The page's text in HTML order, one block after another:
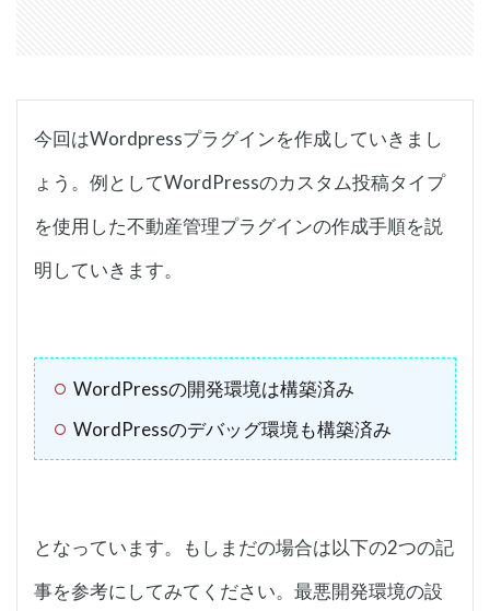
今回はWordpressプラグインを作成していきまし
ょう。例としてWordPressのカスタム投稿タイプ
を使用した不動産管理プラグインの作成手順を説
明していきます。
WordPressの開発環境は構築済み
WordPressのデバッグ環境も構築済み
となっています。もしまだの場合は以下の2つの記
事を参考にしてみてください。最悪開発環境の設